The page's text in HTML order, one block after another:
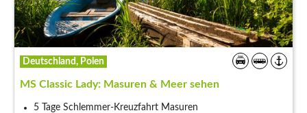
Deutschland, Polen
MS Classic Lady: Masuren & Meer sehen
5 Tage Schlemmer-Kreuzfahrt Masuren